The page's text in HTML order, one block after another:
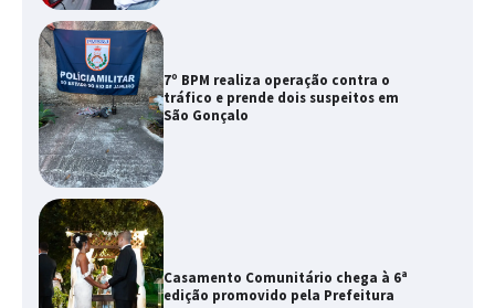
7º BPM realiza operação contra o
tráfico e prende dois suspeitos em
São Gonçalo
Casamento Comunitário chega à 6ª
edição promovido pela Prefeitura